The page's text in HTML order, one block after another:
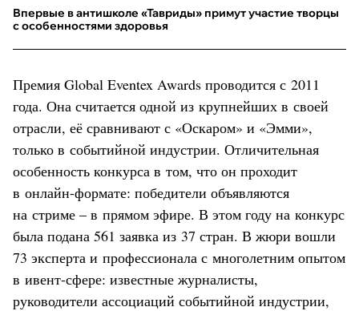
Впервые в антишколе «Тавриды» примут участие творцы
с особенностями здоровья
Премия Global Eventex Awards проводится с 2011
года. Она считается одной из крупнейших в своей
отрасли, её сравнивают с «Оскаром» и «Эмми»,
только в событийной индустрии. Отличительная
особенность конкурса в том, что он проходит
в онлайн-формате: победители объявляются
на стриме – в прямом эфире. В этом году на конкурс
была подана 561 заявка из 37 стран. В жюри вошли
73 эксперта и профессионала с многолетним опытом
в ивент-сфере: известные журналисты,
руководители ассоциаций событийной индустрии,